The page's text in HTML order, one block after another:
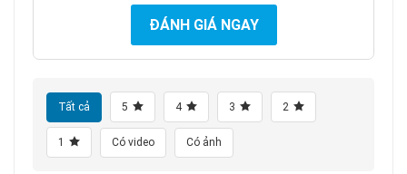
ĐÁNH GIÁ NGAY
Tất cả 5 4 3 2
1 Có video Có ảnh